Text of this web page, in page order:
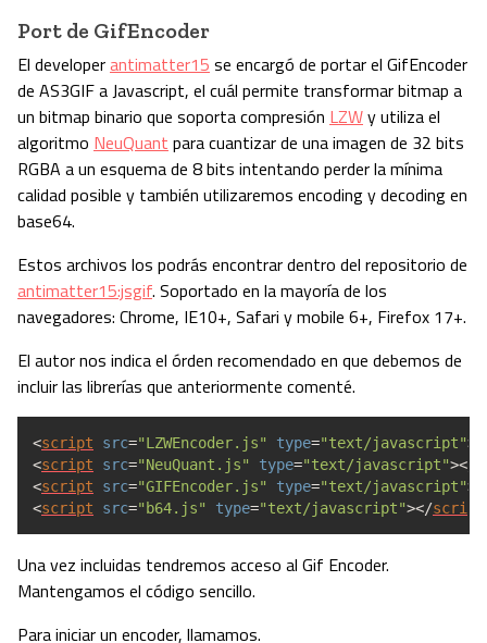
Port de GifEncoder
El developerantimatter15 se encargó de portar el GifEncoder
de AS3GIF a Javascript, el cuál permite transformar bitmap a
un bitmap binario que soporta compresión LZWy utiliza el
algoritmo NeuQuant para cuantizar de una imagen de 32 bits
RGBA a un esquema de 8 bits intentando perder la mínima
calidad posible y también utilizaremos encoding y decoding en
base64.
Estos archivos los podrás encontrar dentro del repositorio de
antimatter15:jsgif. Soportado en la mayoría de los
navegadores: Chrome, IE10+, Safari y mobile 6+, Firefox 17+.
El autor nos indica el órden recomendado en que debemos de
incluir las librerías que anteriormente comenté.
<script src="LZWEncoder.js" type="text/javascript"><
<script src="NeuQuant.js" type="text/javascript"><
<script src="GIFEncoder.js" type="text/javascript"><
<script src="b64.js" type="text/javascript"></script
Una vez incluidas tendremos acceso al Gif Encoder.
Mantengamos el código sencillo.
Para iniciar un encoder, llamamos.